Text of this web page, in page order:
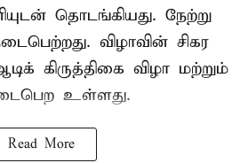
தொடங்கியது. நேற்று
விழாவின் சிகர
கிருத்திகை விழா மற்றும்
உள்ளது.
Read More